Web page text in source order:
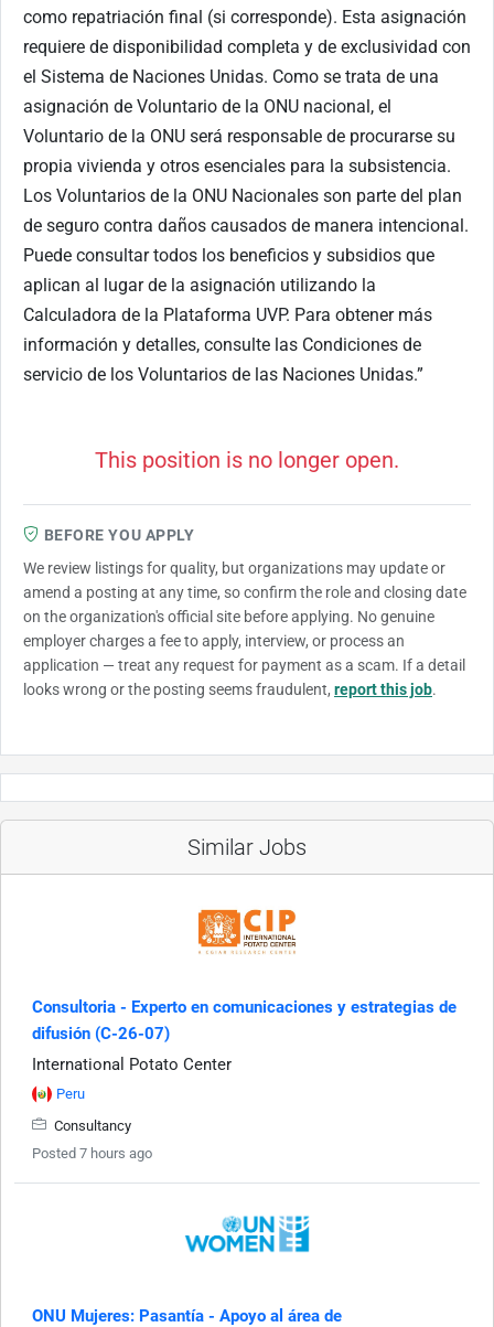
como repatriación final (si corresponde). Esta asignación
requiere de disponibilidad completa y de exclusividad con
el Sistema de Naciones Unidas. Como se trata de una
asignación de Voluntario de la ONU nacional, el
Voluntario de la ONU será responsable de procurarse su
propia vivienda y otros esenciales para la subsistencia.
Los Voluntarios de la ONU Nacionales son parte del plan
de seguro contra daños causados de manera intencional.
Puede consultar todos los beneficios y subsidios que
aplican al lugar de la asignación utilizando la
Calculadora de la Plataforma UVP. Para obtener más
información y detalles, consulte las Condiciones de
servicio de los Voluntarios de las Naciones Unidas.”
This position is no longer open.
BEFORE YOU APPLY
We review listings for quality, but organizations may update or
amend a posting at any time, so confirm the role and closing date
on the organization's official site before applying. No genuine
employer charges a fee to apply, interview, or process an
application — treat any request for payment as a scam. If a detail
looks wrong or the posting seems fraudulent, report this job.
Similar Jobs
Consultoria - Experto en comunicaciones y estrategias de
difusión (C-26-07)
International Potato Center
Peru
Consultancy
Posted 7 hours ago
ONU Mujeres: Pasantía - Apoyo al área de